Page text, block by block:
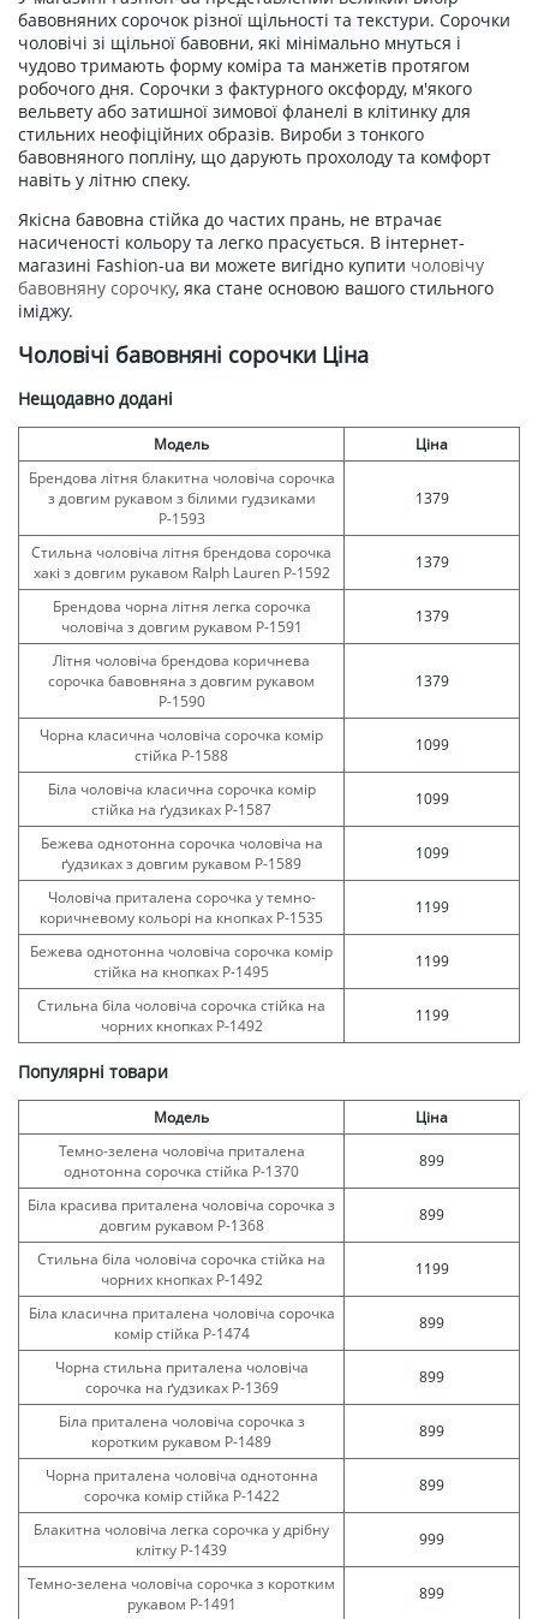
бавовняних сорочок різної щільності та текстури. Сорочки
чоловічі зі щільної бавовни, які мінімально мнуться і
чудово тримають форму коміра та манжетів протягом
робочого дня. Сорочки з фактурного оксфорду, м'якого
вельвету або затишної зимової фланелі в клітинку для
стильних неофіційних образів. Вироби з тонкого
бавовняного попліну, що дарують прохолоду та комфорт
навіть у літню спеку.
Якісна бавовна стійка до частих прань, не втрачає
насиченості кольору та легко прасується. В інтернет-
магазині Fashion-ua ви можете вигідно купити чоловічу
бавовняну сорочку, яка стане основою вашого стильного
іміджу.
Чоловічі бавовняні сорочки Ціна
Нещодавно додані
Модель
Ціна
Брендова літня блакитна чоловіча сорочка
з довгим рукавом з білими гудзиками
Р-1593
1379
Стильна чоловіча літня брендова сорочка
хакі з довгим рукавом Ralph Lauren Р-1592
1379
Брендова чорна літня легка сорочка
чоловіча з довгим рукавом Р-1591
1379
Літня чоловіча брендова коричнева
сорочка бавовняна з довгим рукавом
Р-1590
1379
Чорна класична чоловіча сорочка комір
стійка Р-1588
1099
Біла чоловіча класична сорочка комір
стійка на ґудзиках Р-1587
1099
Бежева однотонна сорочка чоловіча на
ґудзиках з довгим рукавом Р-1589
1099
Чоловіча приталена сорочка у темно-
коричневому кольорі на кнопках Р-1535
1199
Бежева однотонна чоловіча сорочка комір
стійка на кнопках Р-1495
1199
Стильна біла чоловіча сорочка стійка на
чорних кнопках Р-1492
1199
Популярні товари
Модель
Ціна
Темно-зелена чоловіча приталена
однотонна сорочка стійка Р-1370
899
Біла красива приталена чоловіча сорочка з
довгим рукавом Р-1368
899
Стильна біла чоловіча сорочка стійка на
чорних кнопках Р-1492
1199
Біла класична приталена чоловіча сорочка
комір стійка Р-1474
899
Чорна стильна приталена чоловіча
сорочка на ґудзиках Р-1369
899
Біла приталена чоловіча сорочка з
коротким рукавом Р-1489
899
Чорна приталена чоловіча однотонна
сорочка комір стійка Р-1422
899
Блакитна чоловіча легка сорочка у дрібну
клітку Р-1439
999
Темно-зелена чоловіча сорочка з коротким
рукавом Р-1491
899